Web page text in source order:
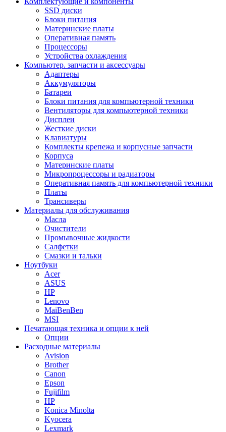
SSD диски
Блоки питания
Материнские платы
Оперативная память
Процессоры
Устройства охлаждения
Компьютер. запчасти и аксессуары
Адаптеры
Аккумуляторы
Батареи
Блоки питания для компьютерной техники
Вентиляторы для компьютерной техники
Дисплеи
Жесткие диски
Клавиатуры
Комплекты крепежа и корпусные запчасти
Корпуса
Материнские платы
Микропроцессоры и радиаторы
Оперативная память для компьютерной техники
Платы
Трансиверы
Материалы для обслуживания
Масла
Очистители
Промывочные жидкости
Салфетки
Смазки и тальки
Ноутбуки
Acer
ASUS
HP
Lenovo
MaiBenBen
MSI
Печатающая техника и опции к ней
Опции
Расходные материалы
Avision
Brother
Canon
Epson
Fujifilm
HP
Konica Minolta
Kyocera
Lexmark